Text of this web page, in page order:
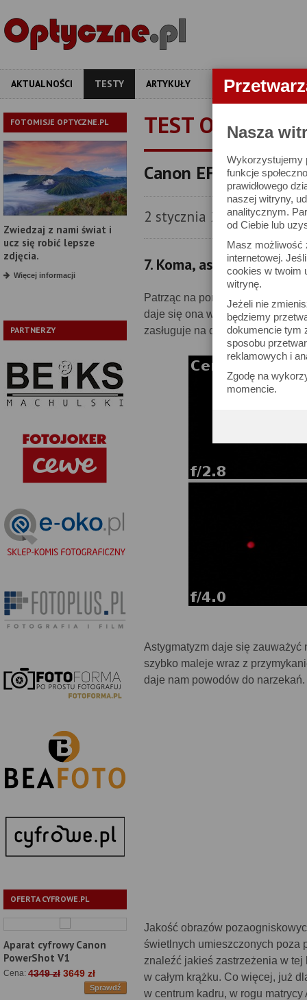
Nasza
Wykorzystujemy
funkcje
prawidłowego
naszej witryny,
analitycznym.
od Ciebie lub
Masz możliwość
internetowej.
cookies w twoim
witrynę.
Jeżeli nie
będziemy
dokumencie tym
sposobu
reklamowych i
Zgodę na
momencie.
AKTUALNOŚCI TESTY ARTYKUŁY APARATY
FOTOMISJE OPTYCZNE.PL
Zwiedzaj z nami świat i
ucz się robić lepsze
zdjęcia.
Więcej informacji
PARTNERZY
OFERTA CYFROWE.PL
Aparat cyfrowy Canon
PowerShot V1
Cena: 4349 zł 3649 zł
Sprawdź
TEST
Canon EF 200 mm
2 stycznia 2012
7. Koma, astygmatyzm i
Patrząc na poniższe wycinki od
daje się ona we znaki ani w rogu
zasługuje na duże pochwały.
Astygmatyzm daje się zauważyć
szybko maleje wraz z
daje nam powodów do narzekań.
Jakość obrazów
świetlnych umieszczonych poza
znaleźć jakieś zastrzeżenia w tej
w całym krążku. Co więcej, już
w centrum kadru, w rogu